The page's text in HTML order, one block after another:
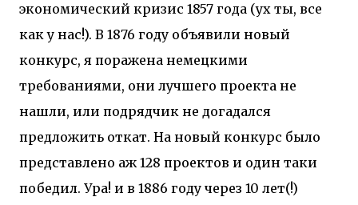
экономический кризис 1857 года (ух ты, все
как у нас!). В 1876 году объявили новый
конкурс, я поражена немецкими
требованиями, они лучшего проекта не
нашли, или подрядчик не догадался
предложить откат. На новый конкурс было
представлено аж 128 проектов и один таки
победил. Ура! и в 1886 году через 10 лет(!)